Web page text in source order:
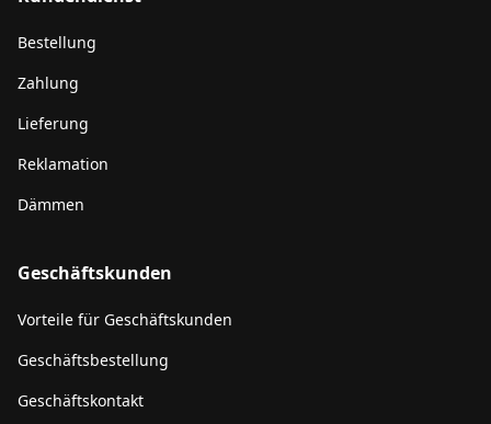
Bestellung
Zahlung
Lieferung
Reklamation
Dämmen
Geschäftskunden
Vorteile für Geschäftskunden
Geschäftsbestellung
Geschäftskontakt